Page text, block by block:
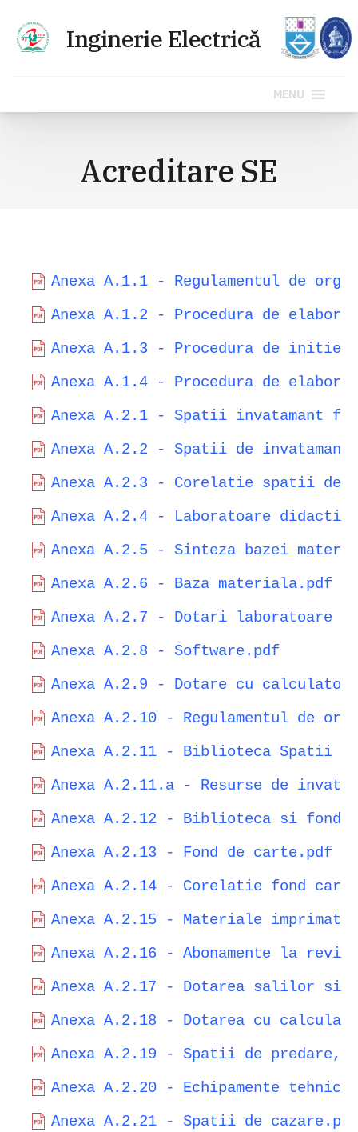
MENU
Acreditare SE
Anexa A.1.1 - Regulamentul de
Anexa A.1.2 - Procedura de
Anexa A.1.3 - Procedura de
Anexa A.1.4 - Procedura de
Anexa A.2.1 - Spatii invatamant
Anexa A.2.2 - Spatii de
Anexa A.2.3 - Corelatie spatii de
Anexa A.2.4 - Laboratoare
Anexa A.2.5 - Sinteza bazei
Anexa A.2.6 - Baza materiala.pdf
Anexa A.2.7 - Dotari laboratoare
Anexa A.2.8 - Software.pdf
Anexa A.2.9 - Dotare cu
Anexa A.2.10 - Regulamentul de
Anexa A.2.11 - Biblioteca Spatii
Anexa A.2.11.a - Resurse de
Anexa A.2.12 - Biblioteca si fond
Anexa A.2.13 - Fond de carte.pdf
Anexa A.2.14 - Corelatie fond
Anexa A.2.15 - Materiale
Anexa A.2.16 - Abonamente la
Anexa A.2.17 - Dotarea salilor si
Anexa A.2.18 - Dotarea cu
Anexa A.2.19 - Spatii de predare,
Anexa A.2.20 - Echipamente
Anexa A.2.21 - Spatii de cazare.pdf